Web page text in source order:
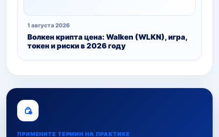
1 августа 2026
Волкен крипта цена: Walken (WLKN), игра,
токен и риски в 2026 году
ПРИМЕНИТЕ ТЕРМИН НА ПРАКТИКЕ